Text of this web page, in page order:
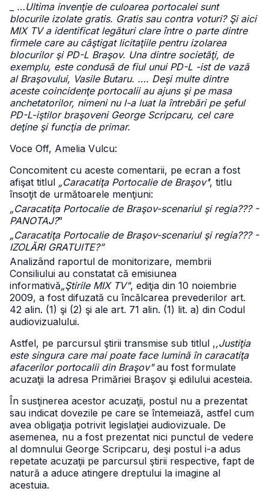
…Ultima invenţie de culoarea portocalei sunt
blocurile izolate gratis. Gratis sau contra voturi? Şi aici
MIX TV a identificat legături clare între o parte dintre
firmele care au câştigat licitaţiile pentru izolarea
blocurilor şi PD-L Braşov. Una dintre societăţi, de
exemplu, este condusă de fiul unui PD-L -ist de vază
al Braşovului, Vasile Butaru. …. Deşi multe dintre
aceste coincidenţe portocalii au ajuns şi pe masa
anchetatorilor, nimeni nu l-a luat la întrebări pe şeful
PD-L-iştilor braşoveni George Scripcaru, cel care
deţine şi funcţia de primar.
Voce Off, Amelia Vulcu:
Concomitent cu aceste comentarii, pe ecran a fost
afişat titlul „Caracatiţa Portocalie de Braşov’’, titlu
însoţit de următoarele menţiuni:
„Caracatiţa Portocalie de Braşov-scenariul şi regia??? -
PANOTAJ?”
„Caracatiţa Portocalie de Braşov-scenariul şi regia??? -
IZOLĂRI GRATUITE?”
Analizând raportul de monitorizare, membrii
Consiliului au constatat că emisiunea
informativă„Ştirile MIX TV", ediţia din 10 noiembrie
2009, a fost difuzată cu încălcarea prevederilor art.
42 alin. (1) şi (2) şi ale art. 71 alin. (1) lit. a) din Codul
audiovizualului.
Astfel, pe parcursul ştirii transmise sub titlul ,,Justiţia
este singura care mai poate face lumină în caracatiţa
afacerilor portocalii din Braşov"au fost formulate
acuzaţii la adresa Primăriei Braşov şi edilului acesteia.
În susţinerea acestor acuzaţii, postul nu a prezentat
sau indicat dovezile pe care se întemeiază, astfel cum
avea obligaţia potrivit legislaţiei audiovizuale. De
asemenea, nu a fost prezentat nici punctul de vedere
al domnului George Scripcaru, deşi postul i-a adus
repetate acuzaţii pe parcursul ştirii respective, fapt de
natură a aduce atingere dreptului la imagine al
acestuia.